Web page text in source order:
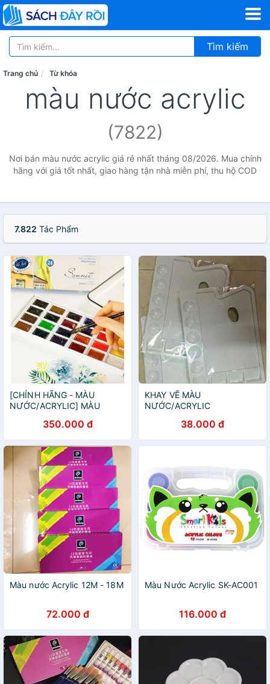
Tìm kiếm
Trang chủ Từ khóa
màu nước acrylic
(7822)
Nơi bán màu nước acrylic giá rẻ nhất tháng 08/2026. Mua chính
hãng với giá tốt nhất, giao hàng tận nhà miễn phí, thu hộ COD
7.822 Tác Phẩm
[CHÍNH HÃNG - MÀU
NƯỚC/ACRYLIC] MÀU
350.000 đ
KHAY VẼ MÀU
NƯỚC/ACRYLIC
38.000 đ
Màu nước Acrylic 12M - 18M
72.000 đ
Màu Nước Acrylic SK-AC001
116.000 đ